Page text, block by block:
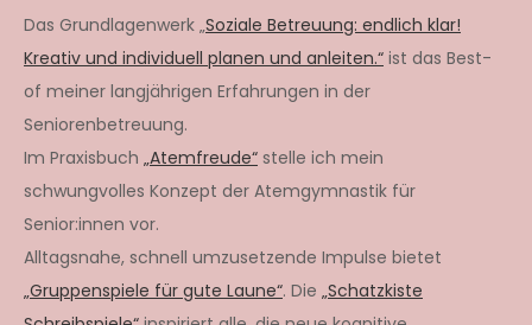
Das Grundlagenwerk „Soziale Betreuung: endlich klar!
Kreativ und individuell planen und anleiten.“ ist das Best-
of meiner langjährigen Erfahrungen in der
Seniorenbetreuung.
Im Praxisbuch „Atemfreude“ stelle ich mein
schwungvolles Konzept der Atemgymnastik für
Senior:innen vor.
Alltagsnahe, schnell umzusetzende Impulse bietet
„Gruppenspiele für gute Laune“. Die „Schatzkiste